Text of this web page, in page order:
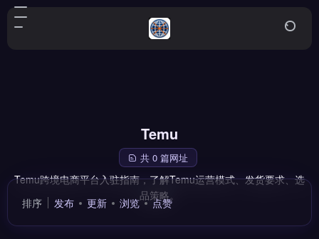
Temu
共 0 篇网址
Temu跨境电商平台入驻指南，了解Temu运营模式、发货要求、选
品策略。
排序 发布 更新 浏览 点赞